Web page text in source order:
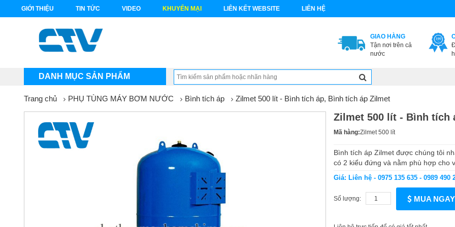
GIỚI THIỆU TIN TỨC VIDEO KHUYẾN MẠI LIÊN KẾT WEBSITE LIÊN HỆ
GIAO HÀNG
Tận nơi trên cả
nước
DANH MỤC SẢN PHẨM
Trang chủ PHỤ TÙNG MÁY BƠM NƯỚC Bình tích áp Zilmet 500 lít - Bình tích áp, Bình tích áp Zilmet
Zilmet 500 lít - Bình tích
Mã hàng:Zilmet 500 lít
Bình tích áp Zilmet được chúng tôi
có 2 kiểu đứng và nằm phù hợp cho
Giá: Liên hệ - 0975 135 635 - 0989 490
Số lượng: MUA NGAY